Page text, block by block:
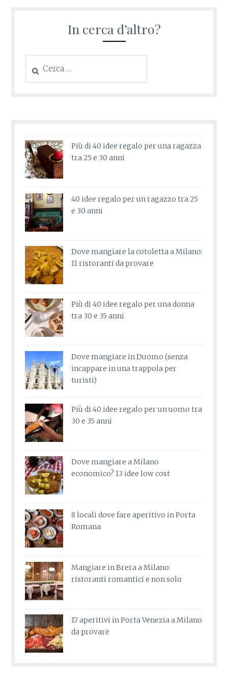
In cerca d’altro?
per:
Più di 40 idee regalo per una ragazza
tra 25 e 30 anni
40 idee regalo per un ragazzo tra 25
e 30 anni
Dove mangiare la cotoletta a Milano:
11 ristoranti da provare
Più di 40 idee regalo per una donna
tra 30 e 35 anni
Dove mangiare in Duomo (senza
incappare in una trappola per
turisti)
Più di 40 idee regalo per un uomo tra
30 e 35 anni
Dove mangiare a Milano
economico? 13 idee low cost
8 locali dove fare aperitivo in Porta
Romana
Mangiare in Brera a Milano:
ristoranti romantici e non solo
17 aperitivi in Porta Venezia a Milano
da provare